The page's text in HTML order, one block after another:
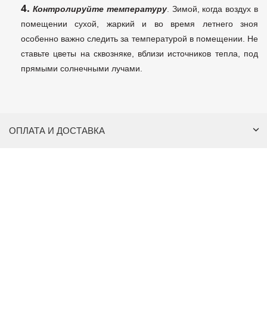
Контролируйте температуру. Зимой, когда воздух в
помещении сухой, жаркий и во время летнего зноя
особенно важно следить за температурой в помещении. Не
ставьте цветы на сквозняке, вблизи источников тепла, под
прямыми солнечными лучами.
ОПЛАТА И ДОСТАВКА